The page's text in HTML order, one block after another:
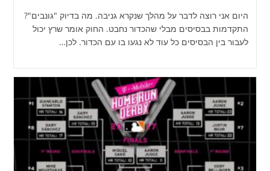
היום אני רוצה לדבר על מהלך שנקרא גניבה. מה בדיוק "גונבים"?
התקדמות בבסיסים מבלי שהכדור נחבט. החוק אומר שרץ יכול
לעבור בין הבסיסים כל עוד לא נגעו בו עם הכדור. לכן…